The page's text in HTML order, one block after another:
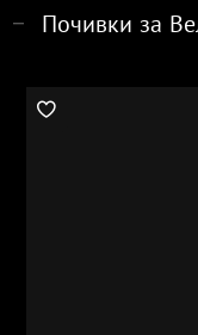
Почивки за